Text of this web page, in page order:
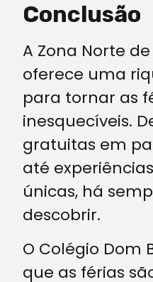
Conclusão
A Zona Norte
oferece uma
para tornar as
inesquecíveis.
gratuitas em
até
únicas, há
descobrir.
O Colégio Dom
que as férias